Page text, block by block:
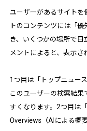
ユーザーがあるサイトを
トのコンテンツには「
き、いくつかの場所で目
メントによると、表示さ
1つ目は「トップニュー
このユーザーの検索結
すくなります。2つ目は
Overviews（AIによる概